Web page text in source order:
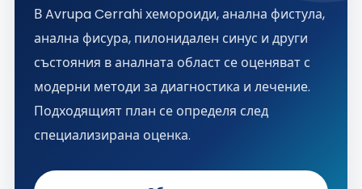
В Avrupa Cerrahi хемороиди, анална фистула,
анална фисура, пилонидален синус и други
състояния в аналната област се оценяват с
модерни методи за диагностика и лечение.
Подходящият план се определя след
специализирана оценка.